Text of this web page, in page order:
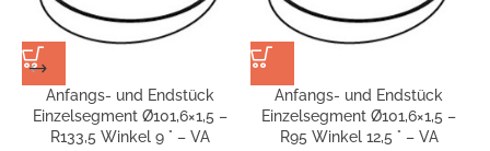
Anfangs- und Endstück
Einzelsegment Ø101,6×1,5 –
R133,5 Winkel 9 ° – VA
Anfangs- und Endstück
Einzelsegment Ø101,6×1,5 –
R95 Winkel 12,5 ° – VA